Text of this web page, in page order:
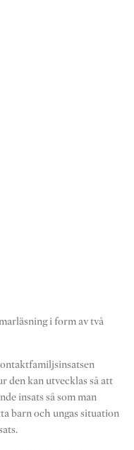
i form av två
den kan utvecklas så att
insats så som man
barn och ungas situation